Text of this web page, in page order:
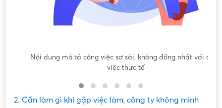
Nội dung mô tả công việc sơ sài, không đồng nhất với công
việc thực tế
2. Cần làm gì khi gặp việc làm, công ty không minh